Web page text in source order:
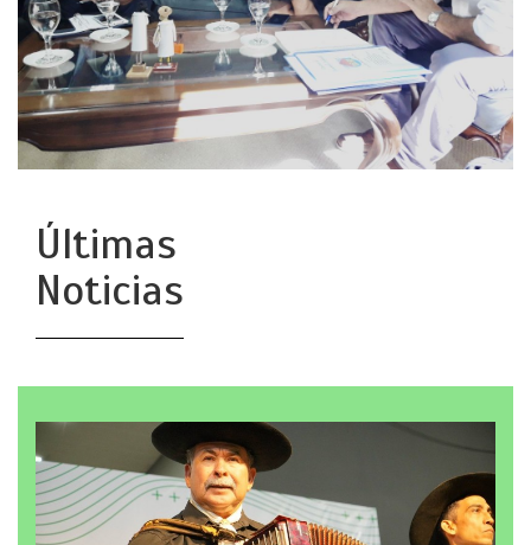
Últimas
Noticias